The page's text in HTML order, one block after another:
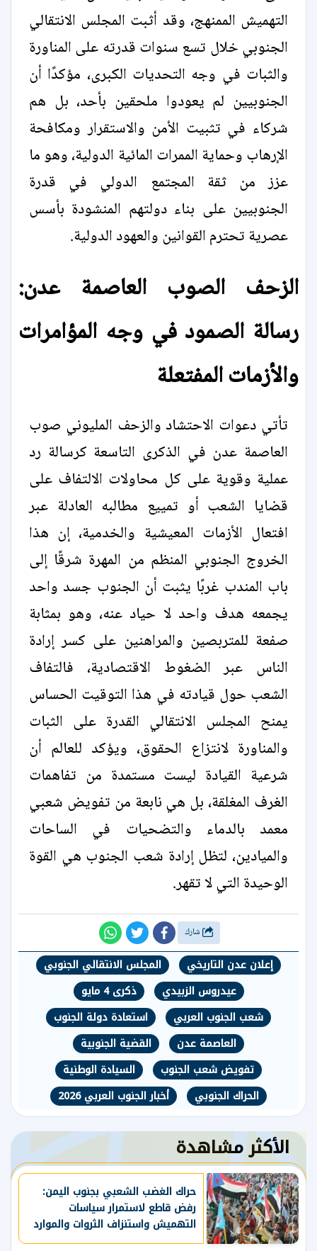
التهميش الممنهج، وقد أثبت المجلس الانتقالي
الجنوبي خلال تسع سنوات قدرته على المناورة
والثبات في وجه التحديات الكبرى، مؤكدًا أن
الجنوبيين لم يعودوا ملحقين بأحد، بل هم
شركاء في تثبيت الأمن والاستقرار ومكافحة
الإرهاب وحماية الممرات المائية الدولية، وهو ما
عزز من ثقة المجتمع الدولي في قدرة
الجنوبيين على بناء دولتهم المنشودة بأسس
عصرية تحترم القوانين والعهود الدولية.
الزحف الصوب العاصمة عدن:
رسالة الصمود في وجه المؤامرات
والأزمات المفتعلة
تأتي دعوات الاحتشاد والزحف المليوني صوب
العاصمة عدن في الذكرى التاسعة كرسالة رد
عملية وقوية على كل محاولات الالتفاف على
قضايا الشعب أو تمييع مطالبه العادلة عبر
افتعال الأزمات المعيشية والخدمية، إن هذا
الخروج الجنوبي المنظم من المهرة شرقًا إلى
باب المندب غربًا يثبت أن الجنوب جسد واحد
يجمعه هدف واحد لا حياد عنه، وهو بمثابة
صفعة للمتربصين والمراهنين على كسر إرادة
الناس عبر الضغوط الاقتصادية، فالتفاف
الشعب حول قيادته في هذا التوقيت الحساس
يمنح المجلس الانتقالي القدرة على الثبات
والمناورة لانتزاع الحقوق، ويؤكد للعالم أن
شرعية القيادة ليست مستمدة من تفاهمات
الغرف المغلقة، بل هي نابعة من تفويض شعبي
معمد بالدماء والتضحيات في الساحات
والميادين، لتظل إرادة شعب الجنوب هي القوة
الوحيدة التي لا تقهر.
إعلان عدن التاريخي
المجلس الانتقالي الجنوبي
عيدروس الزبيدي
ذكرى 4 مايو
شعب الجنوب العربي
استعادة دولة الجنوب
العاصمة عدن
القضية الجنوبية
تفويض شعب الجنوب
السيادة الوطنية
الحراك الجنوبي
أخبار الجنوب العربي 2026
الأكثر مشاهدة
حراك الغضب الشعبي بجنوب اليمن:
رفض قاطع لاستمرار سياسات
التهميش واستنزاف الثروات والموارد
الحيوية